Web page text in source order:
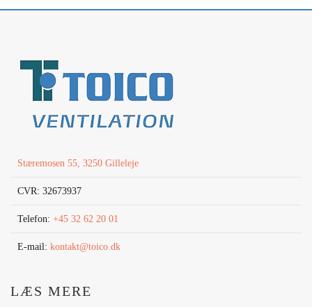
Stæremosen 55, 3250 Gilleleje
CVR: 32673937
Telefon: +45 32 62 20 01
E-mail: kontakt@toico.dk
LÆS MERE